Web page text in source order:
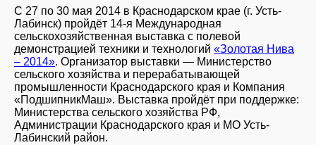
С 27 по 30 мая 2014 в Краснодарском крае (г. Усть-
Лабинск) пройдёт 14-я Международная
сельскохозяйственная выставка с полевой
демонстрацией техники и технологий «Золотая Нива
– 2014». Организатор выставки — Министерство
сельского хозяйства и перерабатывающей
промышленности Краснодарского края и Компания
«ПодшипникМаш». Выставка пройдёт при поддержке:
Министерства сельского хозяйства РФ,
Администрации Краснодарского края и МО Усть-
Лабинский район.